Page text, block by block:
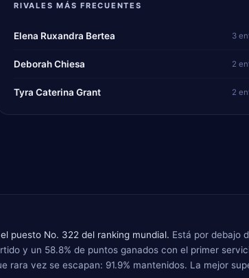
RIVALES MÁS FRECUENTES
Elena Ruxandra Bertea 3
Deborah Chiesa 2
Tyra Caterina Grant 2
puesto No. 322 del ranking mundial. Está por debajo
y un 58.8% de puntos ganados con el primer
rara vez se escapan: 91.9% mantenidos. La mejor